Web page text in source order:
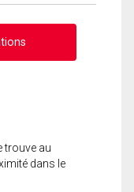
trouve au
dans le